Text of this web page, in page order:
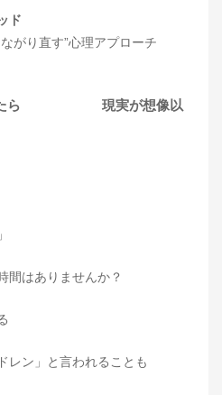
ド
がり直す”心理アプローチ
したら 現実が想像以
間はありませんか？
レン」と言われることも